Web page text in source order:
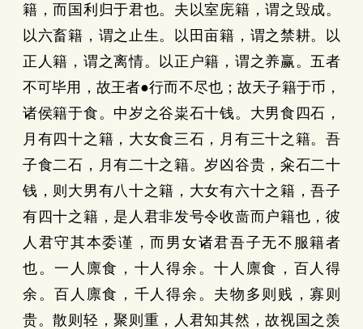
籍，而国利归于君也。夫以室庑籍，谓之毁成。
以六畜籍，谓之止生。以田亩籍，谓之禁耕。以
正人籍，谓之离情。以正户籍，谓之养赢。五者
不可毕用，故王者●行而不尽也；故天子籍于币，
诸侯籍于食。中岁之谷粜石十钱。大男食四石，
月有四十之籍，大女食三石，月有三十之籍。吾
子食二石，月有二十之籍。岁凶谷贵，籴石二十
钱，则大男有八十之籍，大女有六十之籍，吾子
有四十之籍，是人君非发号令收啬而户籍也，彼
人君守其本委谨，而男女诸君吾子无不服籍者
也。一人廪食，十人得余。十人廪食，百人得
余。百人廪食，千人得余。夫物多则贱，寡则
贵。散则轻，聚则重，人君知其然，故视国之羡